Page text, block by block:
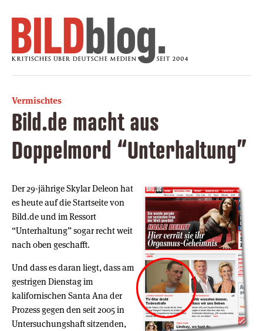
Vermischtes
Bild.de macht aus
Doppelmord “Unterhaltung”
Der 29-jährige Skylar Deleon hat
es heute auf die Startseite von
Bild.de und im Ressort
“Unterhaltung” sogar recht weit
nach oben geschafft.
Und dass es daran liegt, dass am
gestrigen Dienstag im
kalifornischen Santa Ana der
Prozess gegen den seit 2005 in
Untersuchungshaft sitzenden,